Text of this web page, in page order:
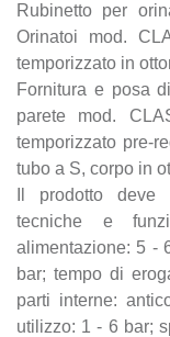
Rubinetto per
Orinatoi mod.
temporizzato in
Fornitura e posa
parete mod.
temporizzato pre-
tubo a S, corpo in
Il prodotto deve
tecniche e
alimentazione: 5 -
bar; tempo di
parti interne:
utilizzo: 1 - 6 bar;